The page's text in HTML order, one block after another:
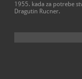
1955. kada za potrebe
Dragutin Rucner.